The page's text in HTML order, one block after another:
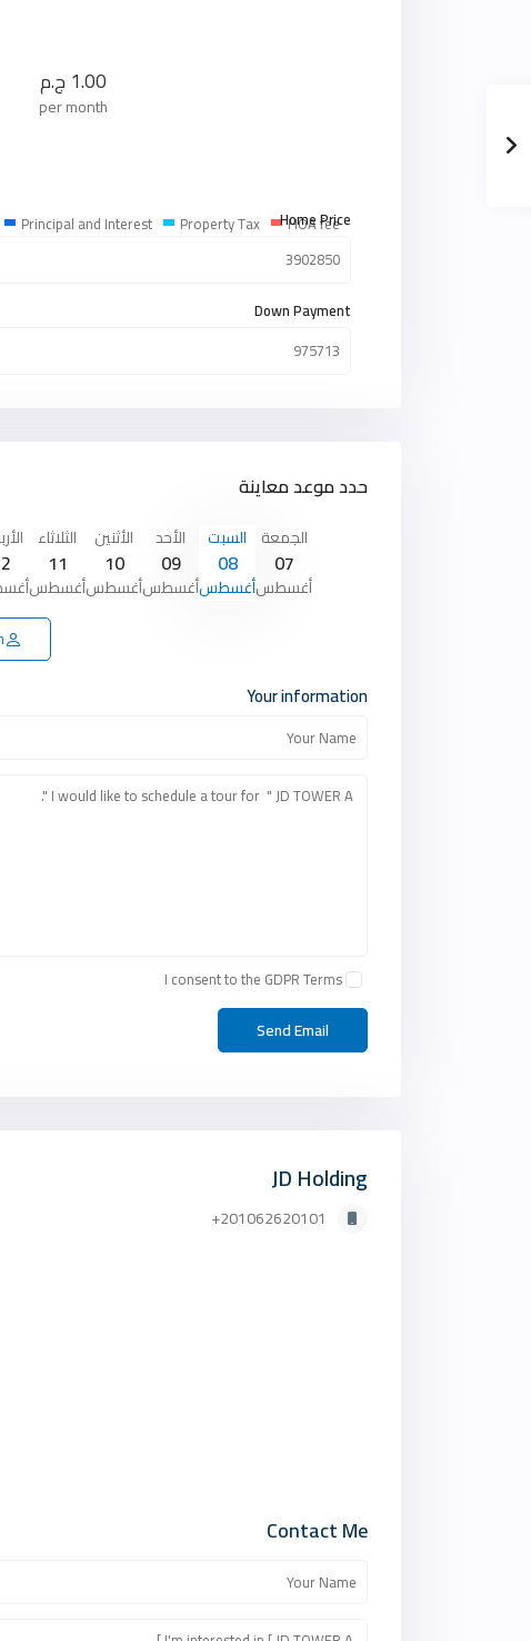
1.00 ج.م
per month
Principal and Interest Property Tax HOA fee
Home Price
Down Payment
حدد موعد معاينة
الجمعة
07
أغسطس
السبت
08
أغسطس
الأحد
09
أغسطس
الأثنين
10
أغسطس
الثلاثاء
11
أغسطس
Your information
I consent to the GDPR Terms
JD Holding
201062620101+
Contact Me